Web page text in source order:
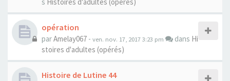
opération
parAmelay067 - ven. nov. 17, 2017 3:23 pm dans Hi
stoires d'adultes (opérés)
Histoire de Lutine 44